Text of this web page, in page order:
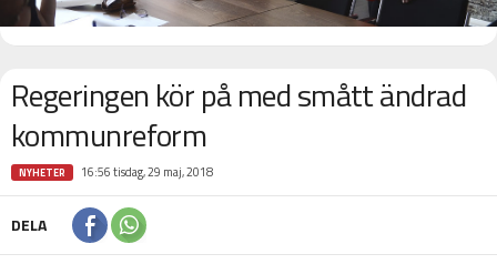
Regeringen kör på med smått ändrad
kommunreform
NYHETER 16:56 tisdag, 29 maj, 2018
DELA